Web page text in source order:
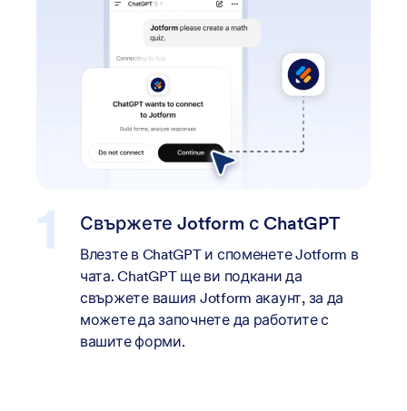
с ChatGPT
и споменете Jotform в
ще ви подкани да
Jotform акаунт, за да
да работите с
Създайте и
формуляра си
Започнете с
форма за
продължете да